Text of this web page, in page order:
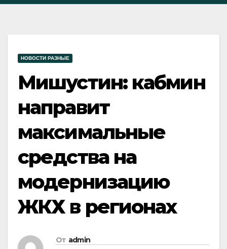
НОВОСТИ РАЗНЫЕ
Мишустин: кабмин
направит
максимальные
средства на
модернизацию
ЖКХ в регионах
От admin